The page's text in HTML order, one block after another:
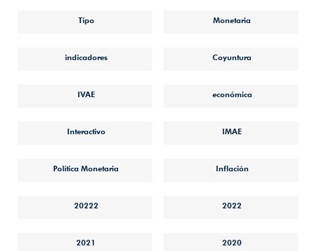
Tipo Monetaria
indicadores Coyuntura
IVAE económica
Interactivo IMAE
Política Monetaria Inflación
20222 2022
2021 2020